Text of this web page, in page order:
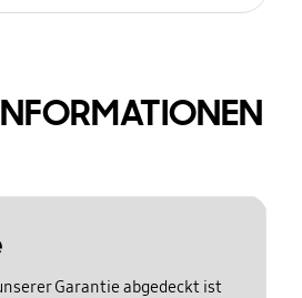
Garantie abgedeckt ist